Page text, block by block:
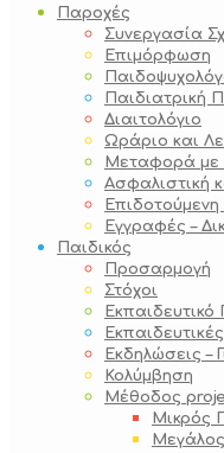
Παροχές
Συνεργασία
Επιμόρφωση
Παιδιατρική
Διαιτολόγιο
Ωράριο και
Μεταφορά με
Ασφαλιστική
Εγγραφές –
Παιδικός
Προσαρμογή
Στόχοι
Εκδηλώσεις –
Κολύμβηση
Μέθοδος
Μικρός